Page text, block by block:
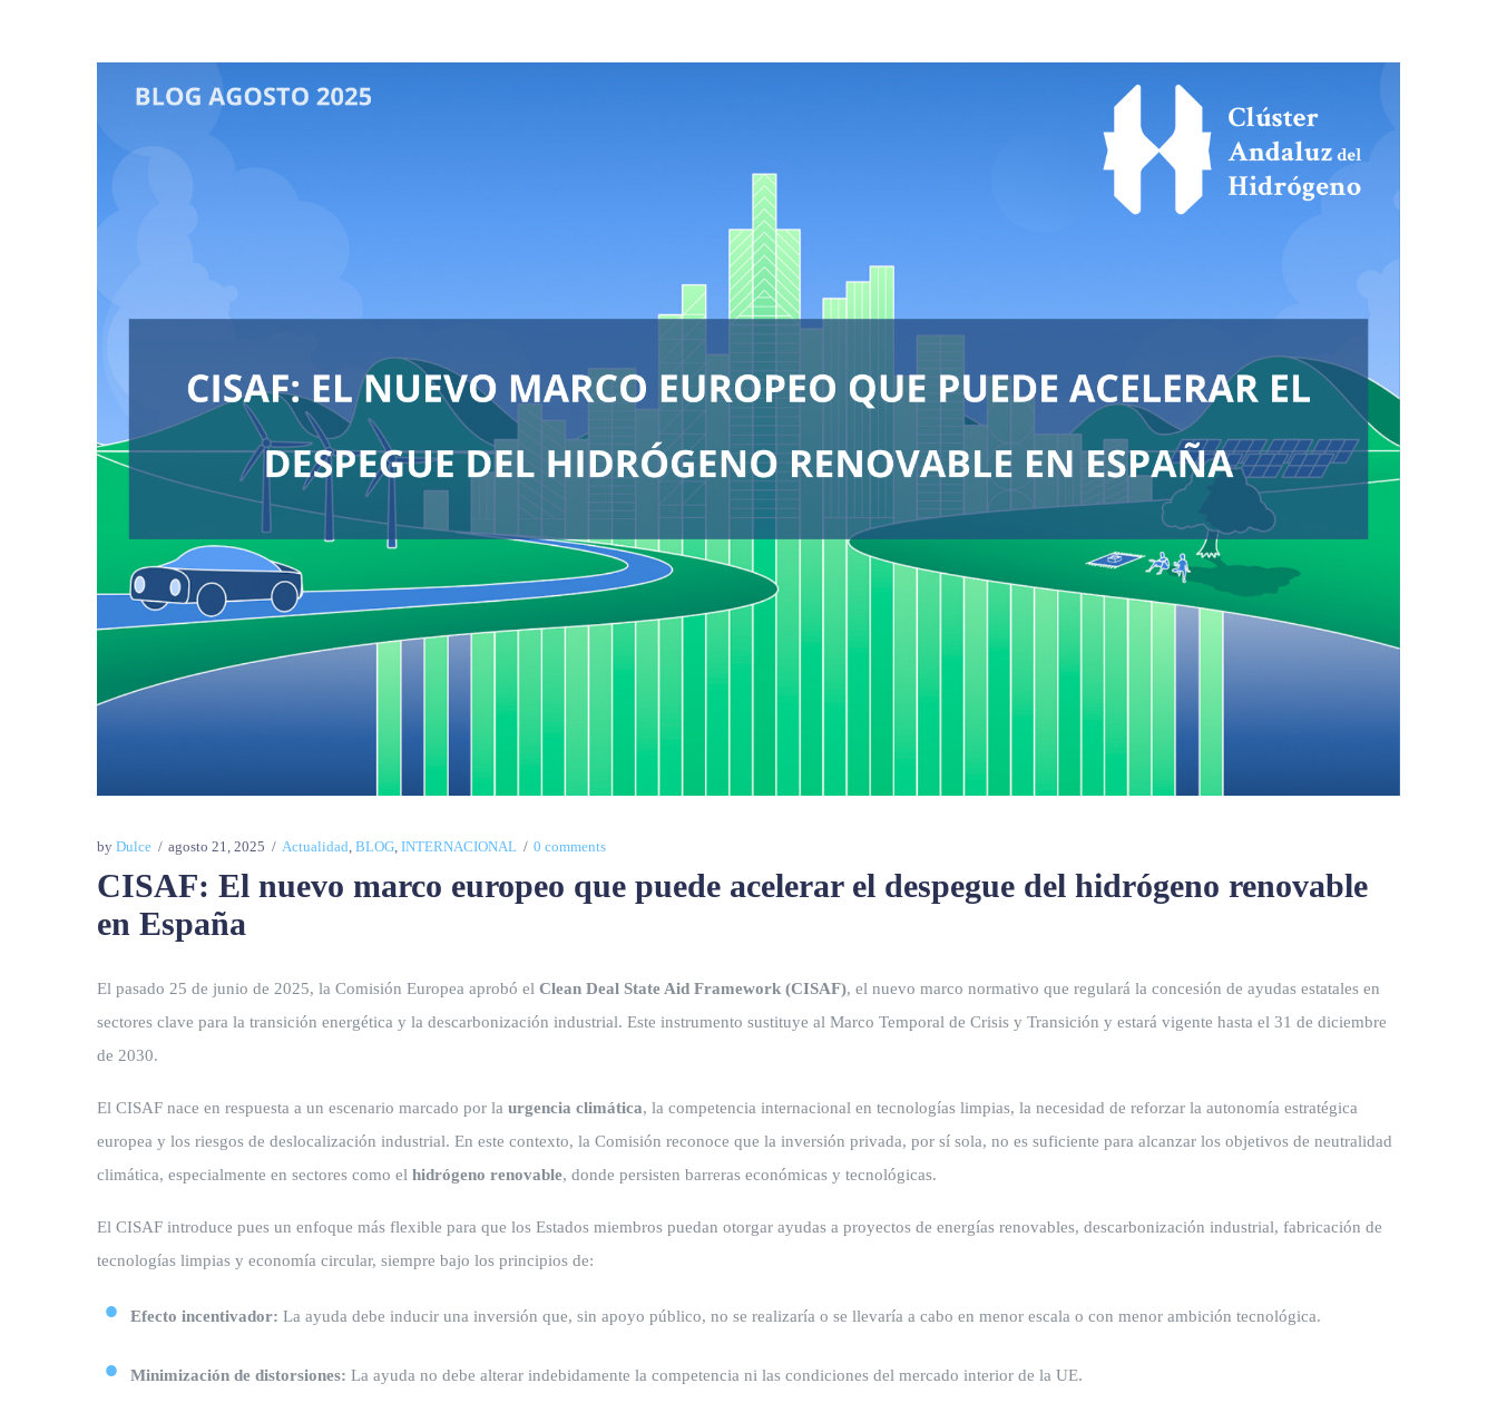
by Dulce agosto 21, 2025 Actualidad, BLOG, INTERNACIONAL 0 comments
CISAF: El nuevo marco europeo que puede acelerar el despegue del hidrógeno renovable
en España
El pasado 25 de junio de 2025, la Comisión Europea aprobó el Clean Deal State Aid Framework (CISAF), el nuevo marco normativo que regulará la concesión de ayudas estatales en
sectores clave para la transición energética y la descarbonización industrial. Este instrumento sustituye al Marco Temporal de Crisis y Transición y estará vigente hasta el 31 de diciembre
de 2030.
El CISAF nace en respuesta a un escenario marcado por la urgencia climática, la competencia internacional en tecnologías limpias, la necesidad de reforzar la autonomía estratégica
europea y los riesgos de deslocalización industrial. En este contexto, la Comisión reconoce que la inversión privada, por sí sola, no es suficiente para alcanzar los objetivos de neutralidad
climática, especialmente en sectores como el hidrógeno renovable, donde persisten barreras económicas y tecnológicas.
El CISAF introduce pues un enfoque más flexible para que los Estados miembros puedan otorgar ayudas a proyectos de energías renovables, descarbonización industrial, fabricación de
tecnologías limpias y economía circular, siempre bajo los principios de:
Efecto incentivador: La ayuda debe inducir una inversión que, sin apoyo público, no se realizaría o se llevaría a cabo en menor escala o con menor ambición tecnológica.
Minimización de distorsiones: La ayuda no debe alterar indebidamente la competencia ni las condiciones del mercado interior de la UE.